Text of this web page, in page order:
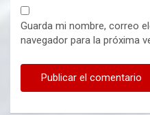
Guarda mi nombre, correo
navegador para la próxima